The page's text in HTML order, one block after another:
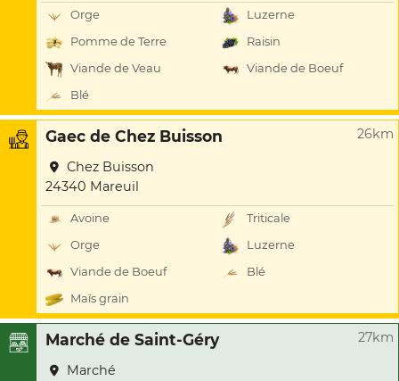
Orge
Luzerne
Pomme de Terre
Raisin
Viande de Veau
Viande de Boeuf
Blé
Gaec de Chez Buisson 26km
Chez Buisson
24340 Mareuil
Avoine
Triticale
Orge
Luzerne
Viande de Boeuf
Blé
Maïs grain
Marché de Saint-Géry 27km
Marché